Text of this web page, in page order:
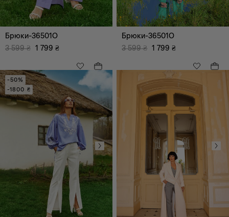
Всі
Палаццо
Прямий
Прямий класичний
Мом
Джогери
Кльош
Брюки-36501O
3 599 ₴ 1 799 ₴
Брюки-36501O
3 599 ₴ 1 799 ₴
-50%
-1800 ₴